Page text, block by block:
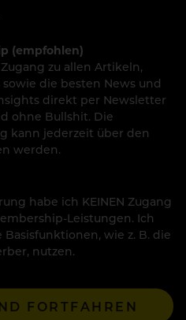
(empfohlen)
zu allen Artikeln,
sowie die besten News und
direkt per Newsletter
ohne Bullshit. Die
kann jederzeit über den
werden.
habe ich KEINEN Zugang
Leistungen. Ich
wie z. B. die
nutzen.
FORTFAHREN